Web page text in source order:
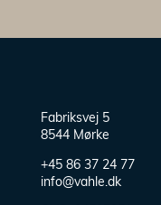
Fabriksvej 5
8544 Mørke
+45 86 37 24 77
info@vahle.dk